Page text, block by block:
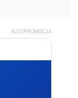
AUTOPROMOCJA